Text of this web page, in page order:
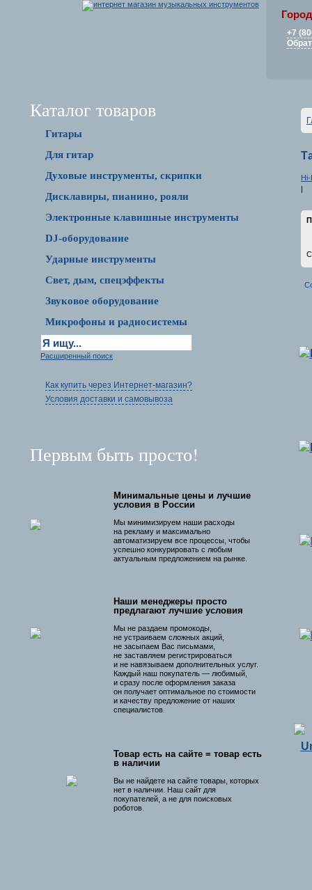
+7
Каталог товаров
Гитары
Для гитар
Духовые инструменты, скрипки
Дисклавиры, пианино, рояли
Электронные клавишные инструменты
DJ-оборудование
Ударные инструменты
Свет, дым, спецэффекты
Звуковое оборудование
Микрофоны и радиосистемы
Расширенный поиск
Как купить через Интернет-магазин?
Условия доставки и самовывоза
Первым быть просто!
Минимальные цены и лучшие
условия в России
Мы минимизируем наши расходы
на рекламу и максимально
автоматизируем все процессы, чтобы
успешно конкурировать с любым
актуальным предложением на рынке.
Наши менеджеры просто
предлагают лучшие условия
Мы не раздаем промокоды,
не устраиваем сложных акций,
не засыпаем Вас письмами,
не заставляем регистрироваться
и не навязываем дополнительных услуг.
Каждый наш покупатель — любимый,
и сразу после оформления заказа
он получает оптимальное по стоимости
и качеству предложение от наших
специалистов.
Товар есть на сайте = товар есть
в наличии
Вы не найдете на сайте товары, которых
нет в наличии. Наш сайт для
покупателей, а не для поисковых
роботов.
|